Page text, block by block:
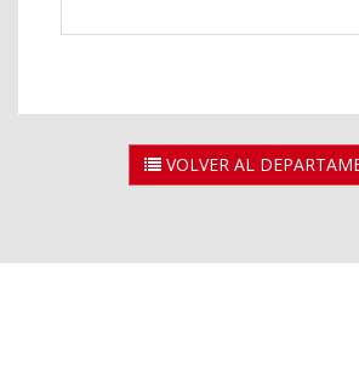
VOLVER AL